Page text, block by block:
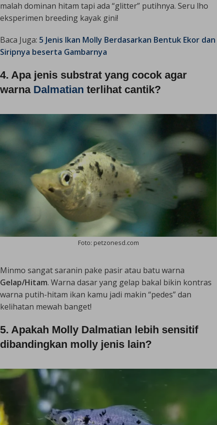
malah dominan hitam tapi ada “glitter” putihnya. Seru lho
eksperimen breeding kayak gini!
Baca Juga: 5 Jenis Ikan Molly Berdasarkan Bentuk Ekor dan
Siripnya beserta Gambarnya
4. Apa jenis substrat yang cocok agar
warna Dalmatian terlihat cantik?
Foto: petzonesd.com
Minmo sangat saranin pake pasir atau batu warna
Gelap/Hitam. Warna dasar yang gelap bakal bikin kontras
warna putih-hitam ikan kamu jadi makin “pedes” dan
kelihatan mewah banget!
5. Apakah Molly Dalmatian lebih sensitif
dibandingkan molly jenis lain?